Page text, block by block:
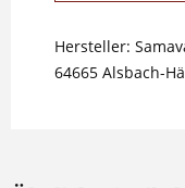
Hersteller:
64665 Alsbach-